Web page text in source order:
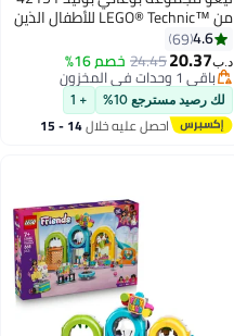
من ™LEGO® Technic للأطفال الذين
تبلغ أعمارهم 9 سنوات أو أكثر (905
قطع)
4.6
69
د.ب‏20.37
24.45خصم 16%
باقي 1 وحدات في المخزون
باقي 1 وحدات في المخزون
لك رصيد مسترجع 10% + 1
احصل عليه خلال 14 - 15